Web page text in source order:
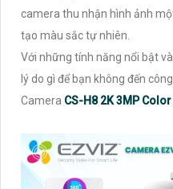
camera thu nhận hình ảnh
tạo màu sắc tự nhiên.
Với những tính năng nổi bật
lý do gì để bạn không đến
Camera CS-H8 2K 3MP Color